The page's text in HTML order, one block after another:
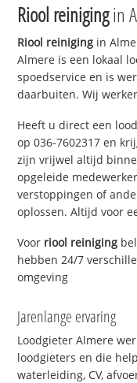
Riool reinigingin
Riool reiniging in
Almere is een lokaal
spoedservice en is
daarbuiten. Wij
Heeft u direct een
op 036-7602317 en
zijn vrijwel altijd
opgeleide
verstoppingen of
oplossen. Altijd voor
Voor riool reiniging
hebben 24/7
omgeving
Jarenlange ervaring
Loodgieter Almere
loodgieters en die
waterleiding, CV,